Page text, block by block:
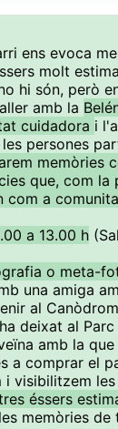
ens evoca
molt
hi són, però
amb la
cuidadora i
persones
memòries
que, com la
com a
a 13.00 h
o meta-
una amiga
al
deixat al Parc
amb la
a comprar el
i visibilitzem
éssers
memòries de